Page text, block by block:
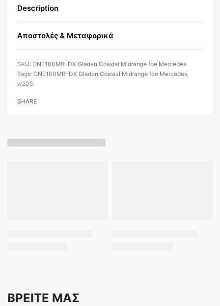
Description
Αποστολές & Μεταφορικά
ONE100MB-DX Gladen Coaxial Midrange foe Mercedes
Tags: ONE100MB-DX Gladen Coaxial Midrange foe Mercedes,
w205
SHARE
ΒΡΕΙΤΕ ΜΑΣ